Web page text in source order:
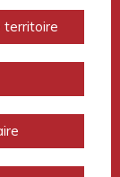
territoire